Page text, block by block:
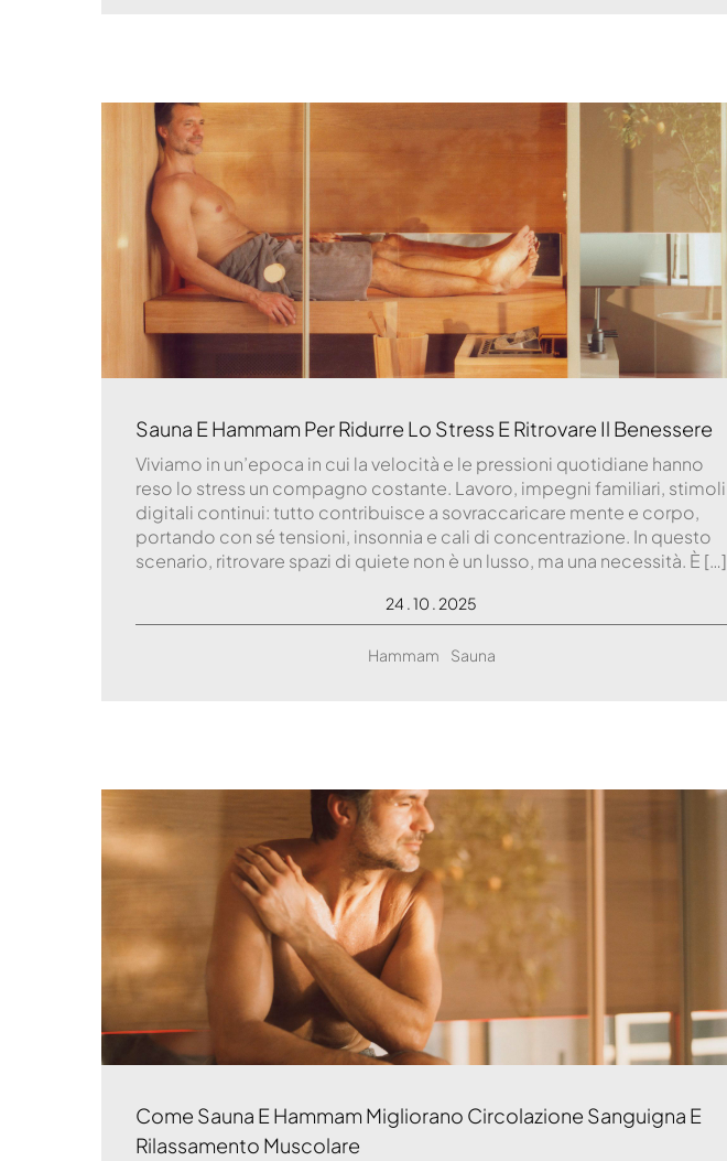
Sauna E Hammam Per Ridurre Lo Stress E Ritrovare Il Benessere
Viviamo in un’epoca in cui la velocità e le pressioni quotidiane hanno
reso lo stress un compagno costante. Lavoro, impegni familiari, stimoli
digitali continui: tutto contribuisce a sovraccaricare mente e corpo,
portando con sé tensioni, insonnia e cali di concentrazione. In questo
scenario, ritrovare spazi di quiete non è un lusso, ma una necessità. È […]
24 . 10 . 2025
Hammam Sauna
Come Sauna E Hammam Migliorano Circolazione Sanguigna E
Rilassamento Muscolare